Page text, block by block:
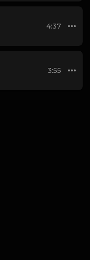
4:37
3:55